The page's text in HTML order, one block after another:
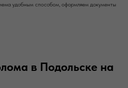
удобным способом, оформляем документы
в Подольске на